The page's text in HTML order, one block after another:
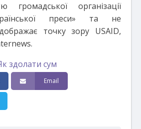
громадської організації
преси» та не
точку зору USAID,
здолати сум
Email